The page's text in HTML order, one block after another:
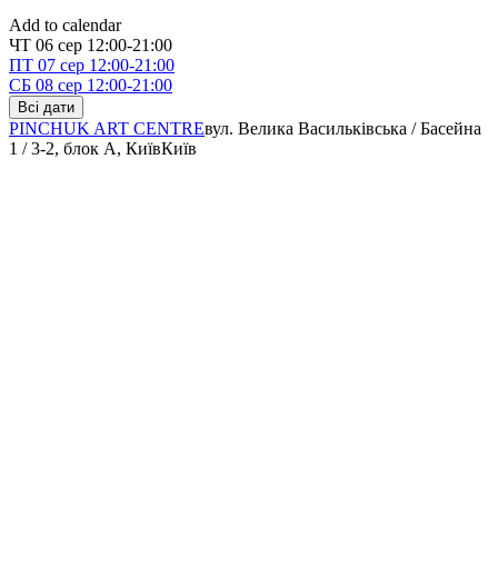
Add to calendar
ЧТ 06 сер 12:00-21:00
ПТ 07 сер 12:00-21:00
СБ 08 сер 12:00-21:00
Всі дати
PINCHUK ART CENTREвул. Велика Васильківська / Басейна
1 / 3-2, блок А, КиївКиїв